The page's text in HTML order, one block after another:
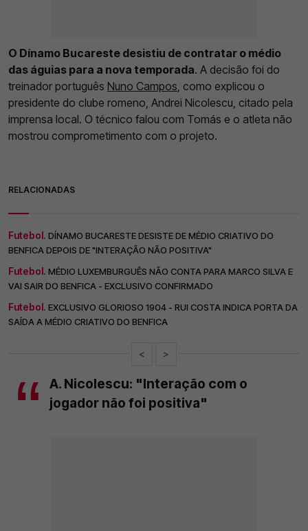
O Dínamo Bucareste desistiu de contratar o médio
das águias para a nova temporada. A decisão foi do
treinador português Nuno Campos , como explicou o
presidente do clube romeno, Andrei Nicolescu, citado pela
imprensa local. O técnico falou com Tomás e o atleta não
mostrou comprometimento com o projeto.
RELACIONADAS
Futebol. DÍNAMO BUCARESTE DESISTE DE MÉDIO CRIATIVO DO
BENFICA DEPOIS DE "INTERAÇÃO NÃO POSITIVA"
Futebol. MÉDIO LUXEMBURGUÊS NÃO CONTA PARA MARCO SILVA E
VAI SAIR DO BENFICA - EXCLUSIVO CONFIRMADO
Futebol. EXCLUSIVO GLORIOSO 1904 - RUI COSTA INDICA PORTA DA
SAÍDA A MÉDIO CRIATIVO DO BENFICA
< >
A. Nicolescu: "Interação com o
jogador não foi positiva"